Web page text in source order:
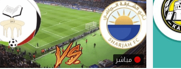
مباشر